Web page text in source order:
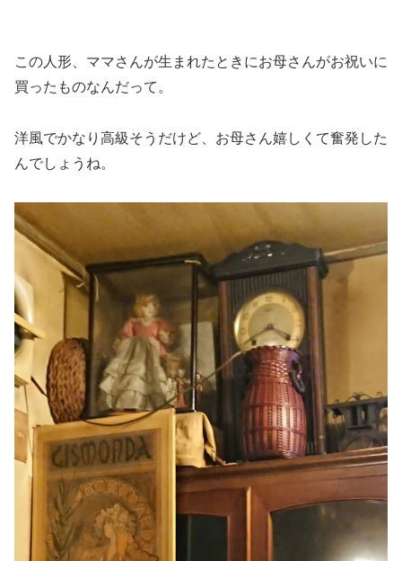
この人形、ママさんが生まれたときにお母さんがお祝いに
買ったものなんだって。
洋風でかなり高級そうだけど、お母さん嬉しくて奮発した
んでしょうね。